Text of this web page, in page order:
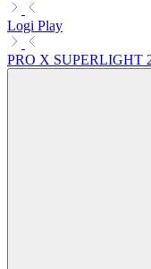
Logi Play
PRO X SUPERLIGHT